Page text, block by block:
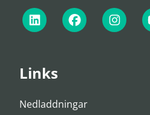
Links
Nedladdningar